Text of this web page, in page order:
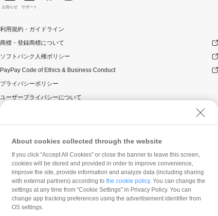
お知らせ サポート
利用規約・ガイドライン
商標・登録商標について
ソフトバンク人権ポリシー
PayPay Code of Ethics & Business Conduct
プライバシーポリシー
ユーザープライバシーについて
ウェブサイト利用規約
反社会的勢力に対する方針
勧誘方針
マネロン等基本方針
カスタマーハラスメントに関する当社の考え方
About cookies collected through the website
If you click "Accept All Cookies" or close the banner to leave this screen,
cookies will be stored and provided in order to improve convenience,
improve the site, provide information and analyze data (including sharing
with external partners) according to the cookie policy. You can change the
settings at any time from "Cookie Settings" in Privacy Policy. You can
change app tracking preferences using the advertisement identifier from
OS settings.